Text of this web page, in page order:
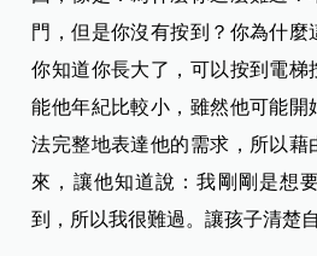
門，但是你沒有按到？你為什
你知道你長大了，可以按到電
能他年紀比較小，雖然他可能
法完整地表達他的需求，所以藉
來，讓他知道說：我剛剛是想
到，所以我很難過。讓孩子清楚